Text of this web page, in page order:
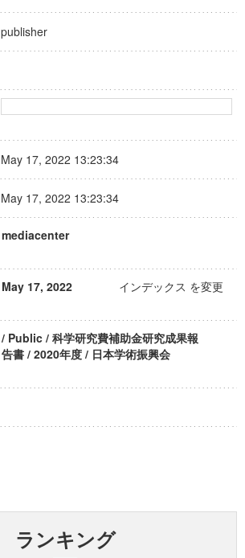
publisher
May 17, 2022 13:23:34
May 17, 2022 13:23:34
mediacenter
May 17, 2022 インデックス を変更
/ Public / 科学研究費補助金研究成果報
告書 / 2020年度 / 日本学術振興会
ランキング